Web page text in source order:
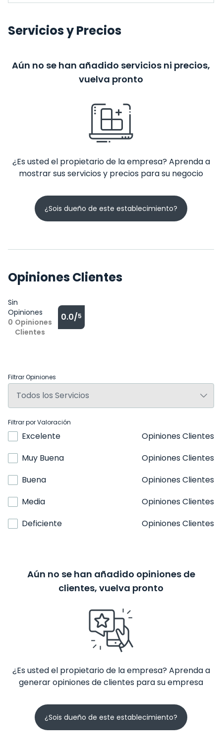
Servicios y Precios
Aún no se han añadido servicios ni precios,
vuelva pronto
¿Es usted el propietario de la empresa? Aprenda a
mostrar sus servicios y precios para su negocio
¿Sois dueño de este establecimiento?
Opiniones Clientes
Sin
Opiniones
0 Opiniones
Clientes
0.0/5
Filtrar Opiniones
Filtrar por Valoración
Excelente
Opiniones Clientes
Muy Buena
Opiniones Clientes
Buena
Opiniones Clientes
Media
Opiniones Clientes
Deficiente
Opiniones Clientes
Aún no se han añadido opiniones de
clientes, vuelva pronto
¿Es usted el propietario de la empresa? Aprenda a
generar opiniones de clientes para su empresa
¿Sois dueño de este establecimiento?